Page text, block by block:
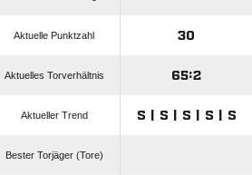
Aktuelle Punktzahl 30
Aktuelles Torverhältnis 65:2
Aktueller Trend S | S | S | S | S
Bester Torjäger (Tore)